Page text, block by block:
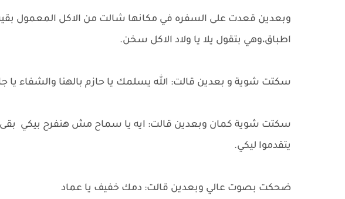
وبعدين قعدت على السفره في مكانها شالت من الاكل المعمول
اطباق،وهي بتقول يلا يا ولاد الاكل سخن.
سكتت شوية و بعدين قالت: الله يسلمك يا حازم بالهنا والشفاء يا
سكتت شوية كمان وبعدين قالت: ايه يا سماح مش هنفرح بيكي
يتقدموا ليكي.
ضحكت بصوت عالي وبعدين قالت: دمك خفيف يا عماد